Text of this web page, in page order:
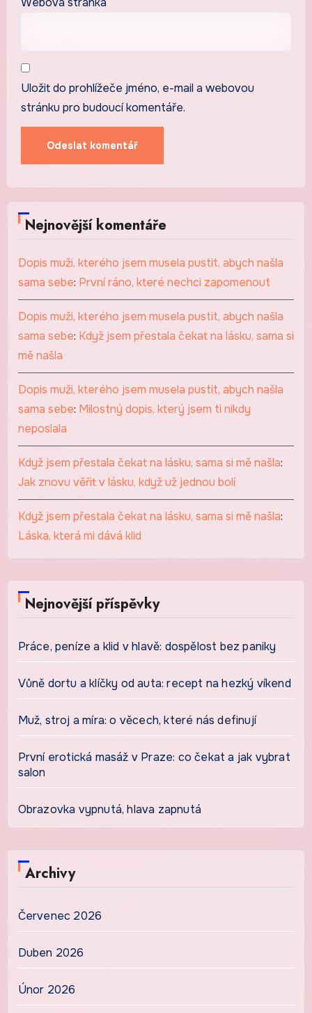
Uložit do prohlížeče jméno, e-mail a webovou
stránku pro budoucí komentáře.
Nejnovější komentáře
Dopis muži, kterého jsem musela pustit, abych našla
sama sebe: První ráno, které nechci zapomenout
Dopis muži, kterého jsem musela pustit, abych našla
sama sebe: Když jsem přestala čekat na lásku, sama si
mě našla
Dopis muži, kterého jsem musela pustit, abych našla
sama sebe: Milostný dopis, který jsem ti nikdy
neposlala
Když jsem přestala čekat na lásku, sama si mě našla:
Jak znovu věřit v lásku, když už jednou bolí
Když jsem přestala čekat na lásku, sama si mě našla:
Láska, která mi dává klid
Nejnovější příspěvky
Práce, peníze a klid v hlavě: dospělost bez paniky
Vůně dortu a klíčky od auta: recept na hezký víkend
Muž, stroj a míra: o věcech, které nás definují
První erotická masáž v Praze: co čekat a jak vybrat
salon
Obrazovka vypnutá, hlava zapnutá
Archivy
Červenec 2026
Duben 2026
Únor 2026